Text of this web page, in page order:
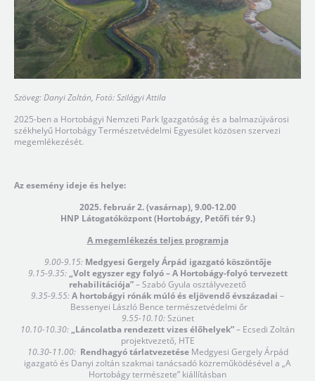
Szöveg: Danyi Zoltán, Fotó: Szilágyi Attila
2025-ben a Hortobágyi Nemzeti Park Igazgatóság és a balmazújvárosi
székhelyű Hortobágy Természetvédelmi Egyesület közösen szervezi
megemlékezését.
Az esemény ideje és helye:
2025. február 2. (vasárnap), 9.00-12.00
HNP Látogatóközpont (Hortobágy, Petőfi tér 9.)
A megemlékezés teljes programja
9.00-9.15: Medgyesi Gergely Árpád igazgató köszöntője
9.15-9.35: „Volt egyszer egy folyó – A Hortobágy-folyó tervezett
rehabilitációja”– Szabó Gyula osztályvezető
9.35-9.55:A hortobágyi rónák múló és eljövendő évszázadai –
Bessenyei László Bence természetvédelmi őr
9.55-10.10:Szünet
10.10-10.30: „Láncolatba rendezett vizes élőhelyek”– Ecsedi Zoltán
projektvezető, HTE
10.30-11.00: Rendhagyó tárlatvezetéseMedgyesi Gergely Árpád
igazgató és Danyi zoltán szakmai tanácsadó közreműködésével a „A
Hortobágy természete” kiállításban